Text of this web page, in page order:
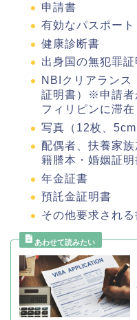
申請書
有効なパスポート
健康診断書
出身国の無犯罪証
NBIクリアランス
証明書）※申請者
フィリピンに滞
写真（12枚、5cm
配偶者、扶養家
籍謄本・婚姻証明
年金証書
預託金証明書
その他要求される